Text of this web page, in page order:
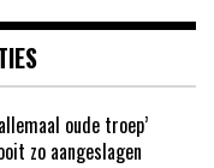
oude troep’
zo aangeslagen